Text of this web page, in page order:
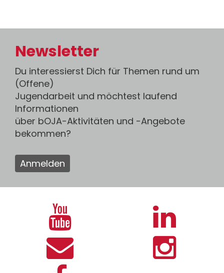
Newsletter
Du interessierst Dich für Themen rund um
(Offene)
Jugendarbeit und möchtest laufend
Informationen
über bOJA-Aktivitäten und -Angebote
bekommen?
Anmelden